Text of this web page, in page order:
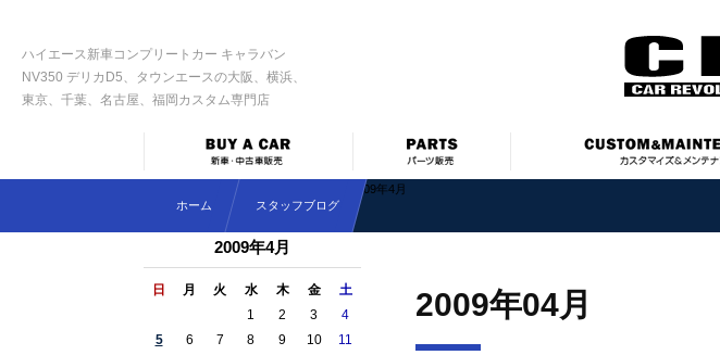
ハイエース新車コンプリートカー キャラバン
NV350 デリカD5、タウンエースの大阪、横浜、
東京、千葉、名古屋、福岡カスタム専門店
ホーム スタッフブログ
2009年4月
2009年04月
2009年4月
日 月 火 水 木 金 土
1 2 3
4
5
6 7 8 9 10
11